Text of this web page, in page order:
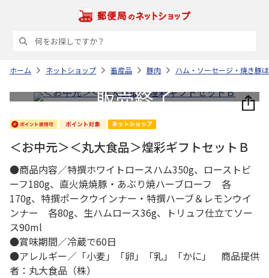
ホーム ネットショップ 畜産品 豚肉 ハム・ソーセージ・焼き豚
＜お中元＞＜丸大食品＞煌彩ギフトセットＢ
●商品内容／特撰ホワイトロースハム350g、ローストビ
ーフ180g、直火焼焼豚・あぶり焼ハーブローフ 各
170g、特撰ポークウインナー・特撰ハーブ＆レモンウイ
ンナー 各80g、生ハムロース36g、トリュフ仕立てソー
ス90ml
●賞味期間／冷蔵で60日
●アレルギー／「小麦」「卵」「乳」「かに」 商品提供
者：丸大食品（株）